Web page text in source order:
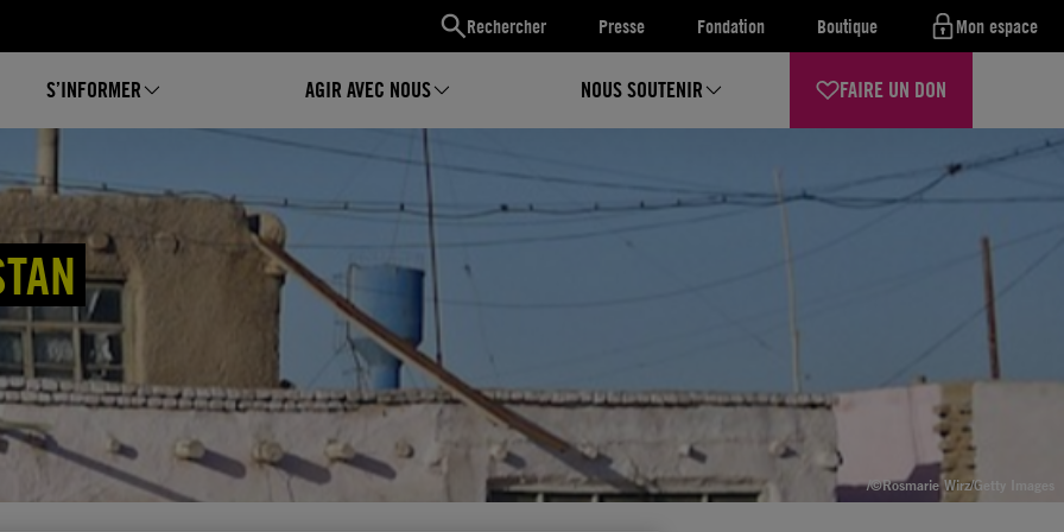
Rechercher Presse Fondation Boutique Mon espace
S’INFORMER AGIR AVEC NOUS NOUS SOUTENIR FAIRE UN DON
/©Rosmarie Wirz/Getty Images